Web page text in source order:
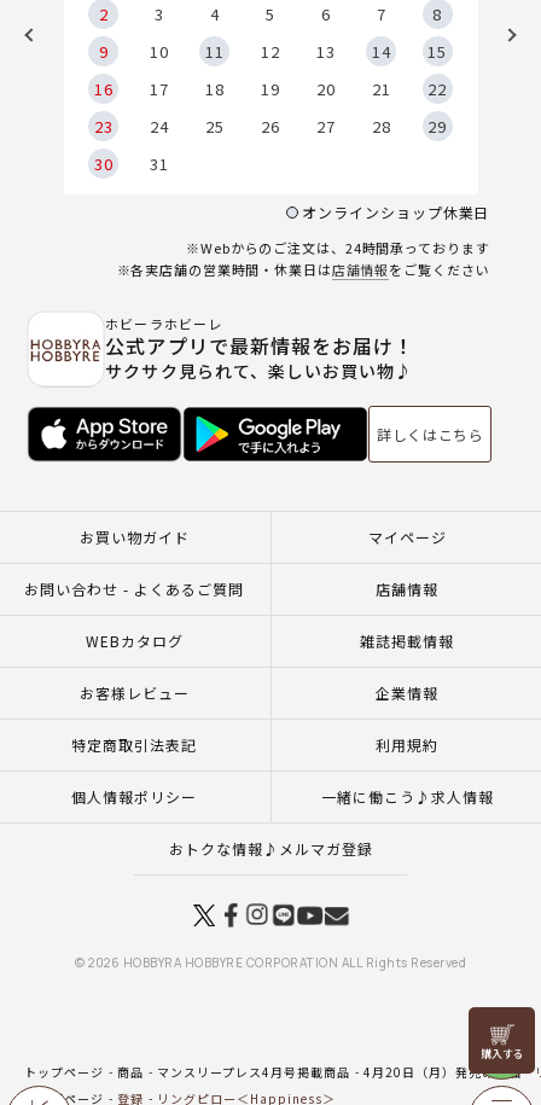
リリヤン
フェア
2
3 4 5 6 7
8
9
10 11 12 13 14
15
16
17 18 19 20 21
22
23
24 25 26 27 28
29
30
31
オンラインショップ休業日
※Webからのご注文は、24時間承っております
※各実店舗の営業時間・休業日は店舗情報をご覧ください
ホビーラホビーレ
公式アプリで最新情報をお届け！
サクサク見られて、楽しいお買い物♪
詳しくはこちら
お買い物ガイド マイページ
お問い合わせ - よくあるご質問 店舗情報
WEBカタログ 雑誌掲載情報
お客様レビュー 企業情報
特定商取引法表記 利用規約
個人情報ポリシー 一緒に働こう♪求人情報
おトクな情報♪メルマガ登録
© 2026 HOBBYRA HOBBYRE CORPORATION ALL Rights Reserved
トップページ 商品 マンスリープレス4月号掲載商品 4月20日（月）発売の商品
トップページ
登録 リングピロー＜Happiness＞